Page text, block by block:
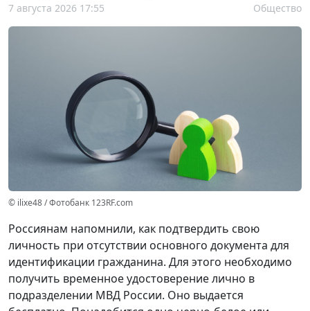
7 августа 2026 17:55 Общество
© ilixe48 / Фотобанк 123RF.com
Россиянам напомнили, как подтвердить свою
личность при отсутствии основного документа для
идентификации гражданина. Для этого необходимо
получить временное удостоверение лично в
подразделении МВД России. Оно выдается